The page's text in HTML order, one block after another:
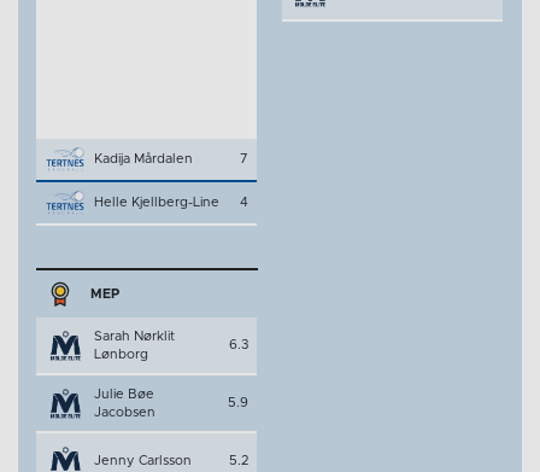
Kadija Mårdalen 7
Helle Kjellberg-Line 4
MEP
Sarah Nørklit
Lønborg
6.3
Julie Bøe
Jacobsen
5.9
Jenny Carlsson 5.2